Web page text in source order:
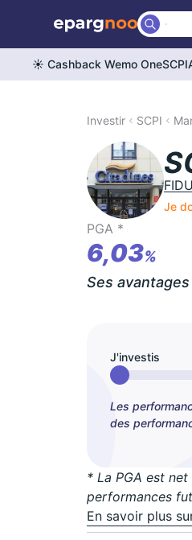
☀️ Cashback Wemo OneSCPI
Investir SCPI
Je
PGA *
6,03%
Ses avantages
J'investis
Les
des
* La PGA est
performances
En savoir plus